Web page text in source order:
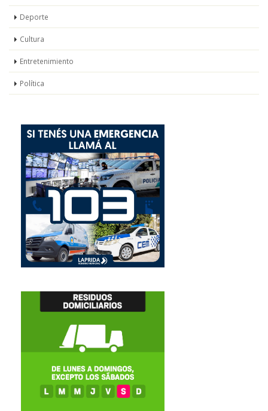
Deporte
Cultura
Entretenimiento
Política